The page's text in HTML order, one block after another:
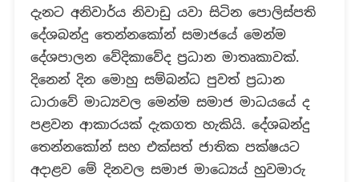
ගැන
රනිල්
වික්‍රමසිංහ
ප්‍රකාශයක්
කරන
බව
කියමින්
ලිපියක්?
දැනට අනිවාර්ය නිවාඩු යවා සිටින පොලිස්පති
දේශබන්දු තෙන්නකෝන් සමාජයේ මෙන්ම
දේශපාලන වේදිකාවේද ප්‍රධාන මාතෘකාවක්.
දිනෙන් දින මොහු සම්බන්ධ පුවත් ප්‍රධාන
ධාරාවේ මාධ්‍යවල මෙන්ම සමාජ මාධයයේ ද
පළවන ආකාරයක් දැකගත හැකියි. දේශබන්දු
තෙන්නකෝන් සහ එක්සත් ජාතික පක්ෂයට
අදාළව මේ දිනවල සමාජ මාධ්‍යෙය් හුවමාරු